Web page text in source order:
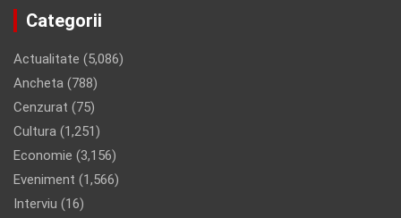
Categorii
Actualitate (5,086)
Ancheta (788)
Cenzurat (75)
Cultura (1,251)
Economie (3,156)
Eveniment (1,566)
Interviu (16)